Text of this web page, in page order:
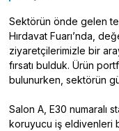
Sektörün önde gelen
Hırdavat Fuarı’nda,
ziyaretçilerimizle bir
fırsatı bulduk. Ürün
bulunurken, sektörün
Salon A, E30 numaralı
koruyucu iş eldivenleri